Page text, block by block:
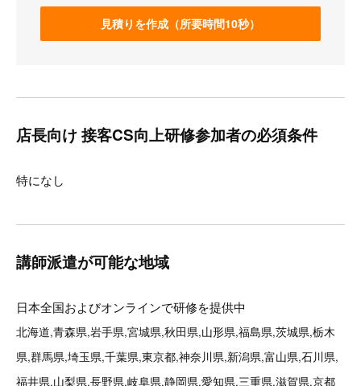
見積りを作成（所要時間10秒）
店長向け 接客CS向上研修参加者の必須条件
特になし
講師派遣が可能な地域
日本全国およびオンラインで研修を提供中
北海道,青森県,岩手県,宮城県,秋田県,山形県,福島県,茨城県,栃木
県,群馬県,埼玉県,千葉県,東京都,神奈川県,新潟県,富山県,石川県,
福井県,山梨県,長野県,岐阜県,静岡県,愛知県,三重県,滋賀県,京都